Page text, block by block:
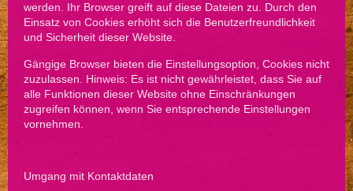
werden. Ihr Browser greift auf diese Dateien zu. Durch den
Einsatz von Cookies erhöht sich die Benutzerfreundlichkeit
und Sicherheit dieser Website.
Gängige Browser bieten die Einstellungsoption, Cookies nicht
zuzulassen. Hinweis: Es ist nicht gewährleistet, dass Sie auf
alle Funktionen dieser Website ohne Einschränkungen
zugreifen können, wenn Sie entsprechende Einstellungen
vornehmen.
Umgang mit Kontaktdaten